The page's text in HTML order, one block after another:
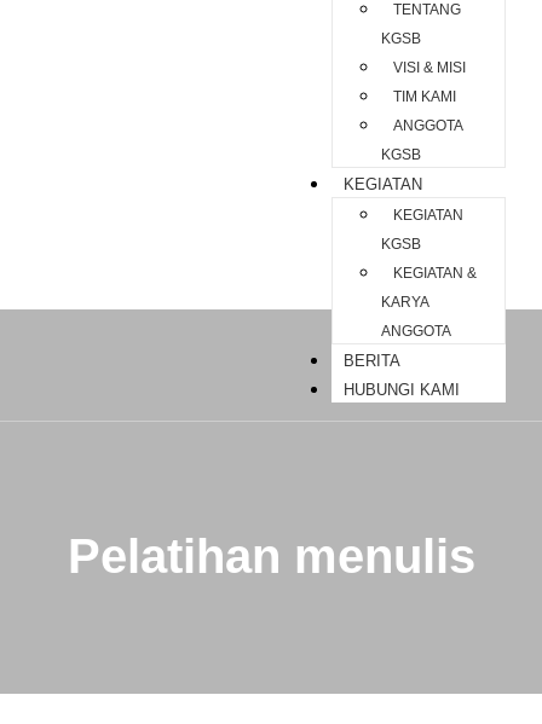
TENTANG
KGSB
VISI & MISI
TIM KAMI
ANGGOTA
KGSB
KEGIATAN
KEGIATAN
KGSB
KEGIATAN &
KARYA
ANGGOTA
BERITA
HUBUNGI KAMI
Pelatihan menulis